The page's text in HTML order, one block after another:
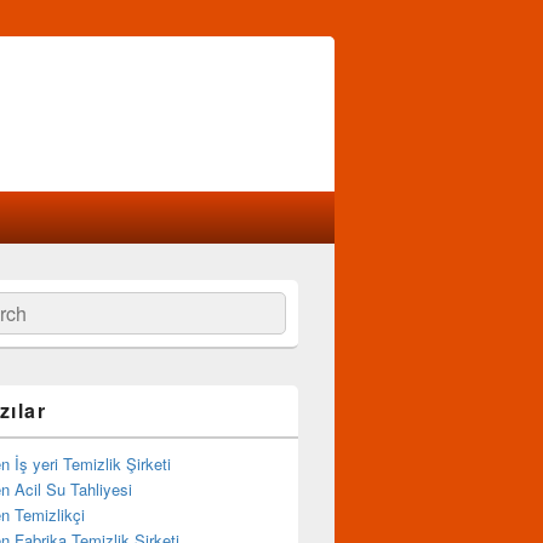
İş yeri Temizlik Şirketi
Acil Su Tahliyesi
Temizlikçi